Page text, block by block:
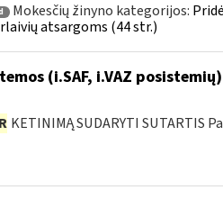
Mokesčių žinyno kategorijos:
atsargoms (44 str.)
(i.SAF, i.VAZ
KETINIMĄ SUDARYTI SUTARTIS